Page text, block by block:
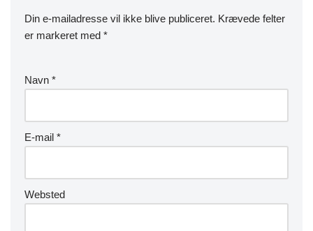
Din e-mailadresse vil ikke blive publiceret. Krævede felter
er markeret med *
Navn *
E-mail *
Websted